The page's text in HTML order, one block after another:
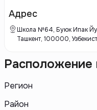
коммерческие объекты в
Адрес
Школа №64, Буюк Ипак
Ташкент, 100000,
Расположение
Регион
Район